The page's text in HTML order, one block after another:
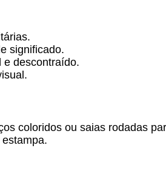
significado.
e descontraído.
coloridos ou saias rodadas